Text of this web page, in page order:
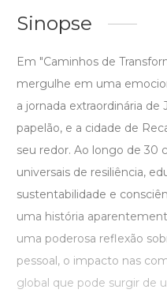
Sinopse
Em "Caminhos de
mergulhe em uma
a jornada extraordinária
papelão, e a cidade de
seu redor. Ao longo de 30
universais de resiliência,
sustentabilidade e
uma história
uma poderosa reflexão
pessoal, o impacto nas
global que pode surgir de